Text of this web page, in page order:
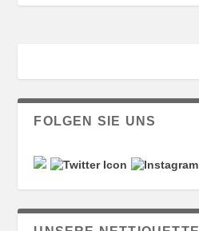
FOLGEN SIE UNS